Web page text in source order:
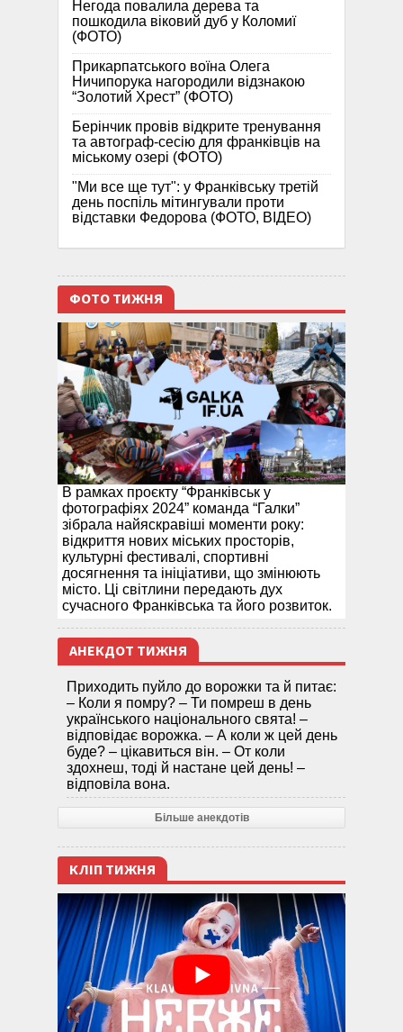
Негода повалила дерева та
пошкодила віковий дуб у Коломиї
(ФОТО)
Прикарпатського воїна Олега
Ничипорука нагородили відзнакою
“Золотий Хрест” (ФОТО)
Берінчик провів відкрите тренування
та автограф-сесію для франківців на
міському озері (ФОТО)
"Ми все ще тут": у Франківську третій
день поспіль мітингували проти
відставки Федорова (ФОТО, ВІДЕО)
ФОТО ТИЖНЯ
В рамках проєкту “Франківськ у
фотографіях 2024” команда “Галки”
зібрала найяскравіші моменти року:
відкриття нових міських просторів,
культурні фестивалі, спортивні
досягнення та ініціативи, що змінюють
місто. Ці світлини передають дух
сучасного Франківська та його розвиток.
АНЕКДОТ ТИЖНЯ
Приходить пуйло до ворожки та й питає:
– Коли я помру? – Ти помреш в день
українського національного свята! –
відповідає ворожка. – А коли ж цей день
буде? – цікавиться він. – От коли
здохнеш, тоді й настане цей день! –
відповіла вона.
Більше анекдотів
КЛІП ТИЖНЯ